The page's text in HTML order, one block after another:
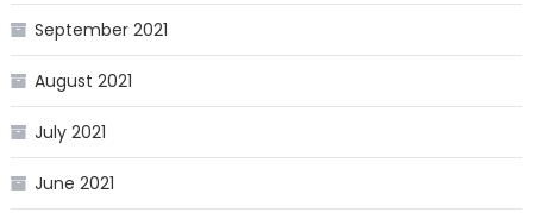
September 2021
August 2021
July 2021
June 2021